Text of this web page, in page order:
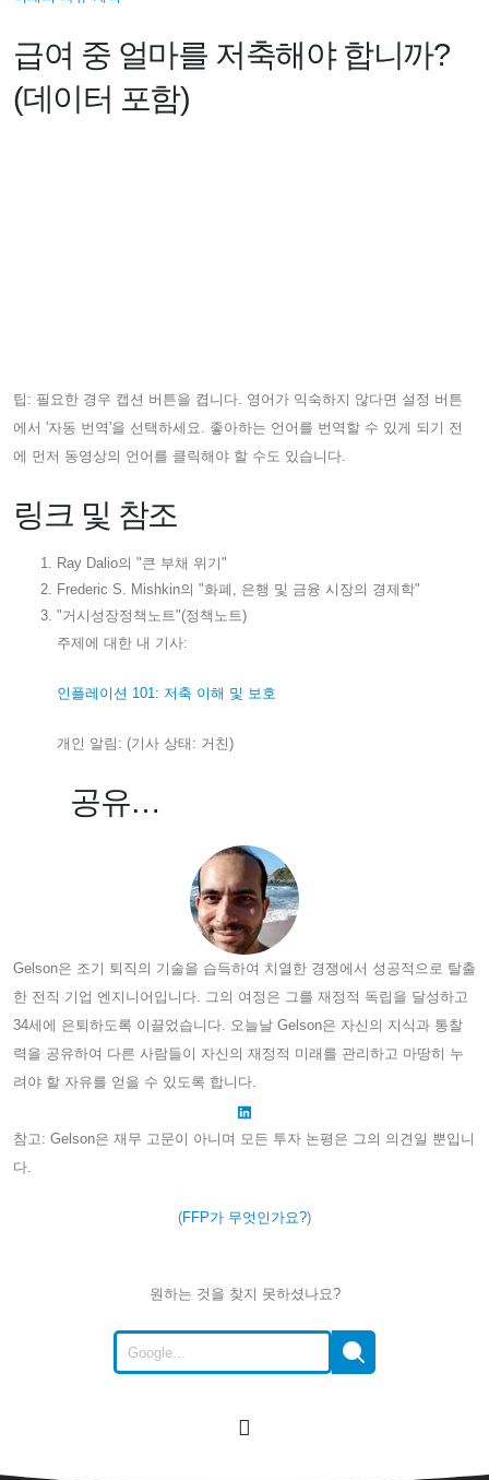
급여 중 얼마를 저축해야 합니까?
(데이터 포함)
팁: 필요한 경우 캡션 버튼을 켭니다. 영어가 익숙하지 않다면 설정 버튼
에서 '자동 번역'을 선택하세요. 좋아하는 언어를 번역할 수 있게 되기 전
에 먼저 동영상의 언어를 클릭해야 할 수도 있습니다.
링크 및 참조
Ray Dalio의 "큰 부채 위기"
Frederic S. Mishkin의 "화폐, 은행 및 금융 시장의 경제학"
"거시성장정책노트"(정책노트)
주제에 대한 내 기사:
인플레이션 101: 저축 이해 및 보호
개인 알림: (기사 상태: 거친)
공유…
Gelson은 조기 퇴직의 기술을 습득하여 치열한 경쟁에서 성공적으로 탈출
한 전직 기업 엔지니어입니다. 그의 여정은 그를 재정적 독립을 달성하고
34세에 은퇴하도록 이끌었습니다. 오늘날 Gelson은 자신의 지식과 통찰
력을 공유하여 다른 사람들이 자신의 재정적 미래를 관리하고 마땅히 누
려야 할 자유를 얻을 수 있도록 합니다.
참고: Gelson은 재무 고문이 아니며 모든 투자 논평은 그의 의견일 뿐입니
다.
(FFP가 무엇인가요?)
원하는 것을 찾지 못하셨나요?